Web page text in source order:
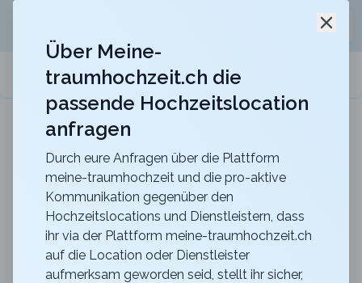
meine-traumhochzeit.ch
Schloss Laufen am Rheinfall
Heiraten im Schloss Laufen am Rheinfall, dort wo
Zurück zur Suche
Room Escape Basel -
Rätselkiste „Poisoned“
Über Meine-
traumhochzeit.ch die
passende Hochzeitslocation
anfragen
Durch eure Anfragen über die Plattform
meine-traumhochzeit und die pro-aktive
Kommunikation gegenüber den
Hochzeitslocations und Dienstleistern, dass
ihr via der Plattform meine-traumhochzeit.ch
auf die Location oder Dienstleister
aufmerksam geworden seid, stellt ihr sicher,